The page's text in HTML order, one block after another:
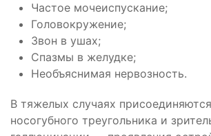
Частое мочеиспускание;
Головокружение;
Звон в ушах;
Спазмы в желудке;
Необъяснимая нервозность.
В тяжелых случаях
носогубного треугольника и